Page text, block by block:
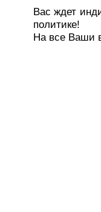
Вас ждет
политике!
На все Ваши